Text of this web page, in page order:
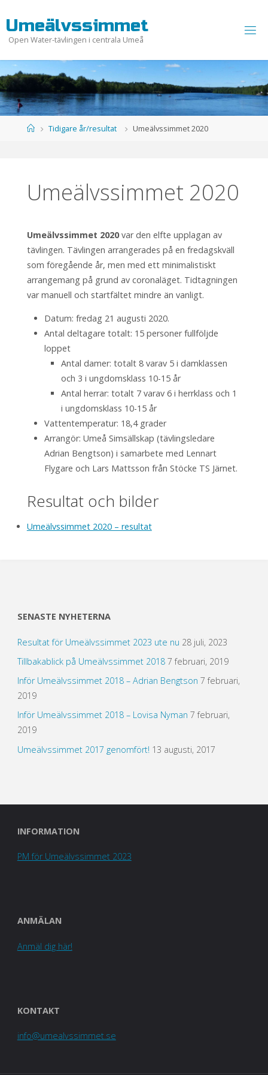
till
innehåll
Umeälvssimmet
Open Water-tävlingen i centrala Umeå
HemTidigare år/resultat Umeälvssimmet 2020
Umeälvssimmet 2020
Umeälvssimmet 2020var den elfte upplagan av
tävlingen. Tävlingen arrangerades på en fredagskväll
som föregående år, men med ett minimalistiskt
arrangemang på grund av coronaläget. Tidtagningen
var manuell och startfältet mindre än vanligt.
Datum: fredag 21 augusti 2020.
Antal deltagare totalt: 15 personer fullföljde
loppet
Antal damer: totalt 8 varav 5 i damklassen
och 3 i ungdomsklass 10-15 år
Antal herrar: totalt 7 varav 6 i herrklass och 1
i ungdomsklass 10-15 år
Vattentemperatur: 18,4 grader
Arrangör: Umeå Simsällskap (tävlingsledare
Adrian Bengtson) i samarbete med Lennart
Flygare och Lars Mattsson från Stöcke TS Järnet.
Resultat och bilder
Umeälvssimmet 2020 – resultat
SENASTE NYHETERNA
Resultat för Umeälvssimmet 2023 ute nu 28 juli, 2023
Tillbakablick på Umeälvssimmet 2018 7 februari, 2019
Inför Umeälvssimmet 2018 – Adrian Bengtson 7 februari,
2019
Inför Umeälvssimmet 2018 – Lovisa Nyman 7 februari,
2019
Umeälvssimmet 2017 genomfört! 13 augusti, 2017
INFORMATION
PM för Umeälvssimmet 2023
ANMÄLAN
Anmäl dig här!
KONTAKT
info@umealvssimmet.se